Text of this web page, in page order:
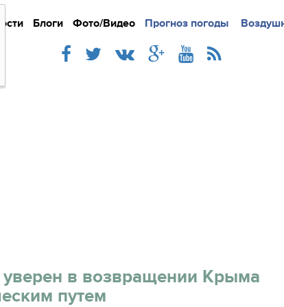
Блоги Фото/Видео Прогноз погоды
Подробно Новости
в возвращении Крыма
путем